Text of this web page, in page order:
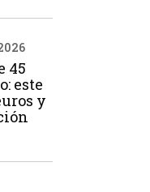
45
este
y